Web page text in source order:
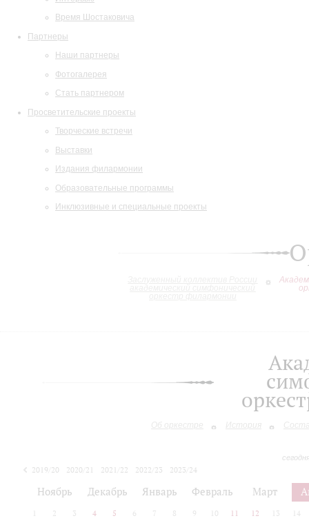
Время Шостаковича
Партнеры
Наши партнеры
Фотогалерея
Стать партнером
Просветительские проекты
Творческие встречи
Выставки
Издания филармонии
Образовательные программы
Инклюзивные и специальные проекты
Об оркестре История
2019/20 2020/21 2021/22 2022/23
2023/24
Ноябрь Декабрь Январь Февраль Март
2 3 4 5 6 7 8 9 10 11 12 13 14